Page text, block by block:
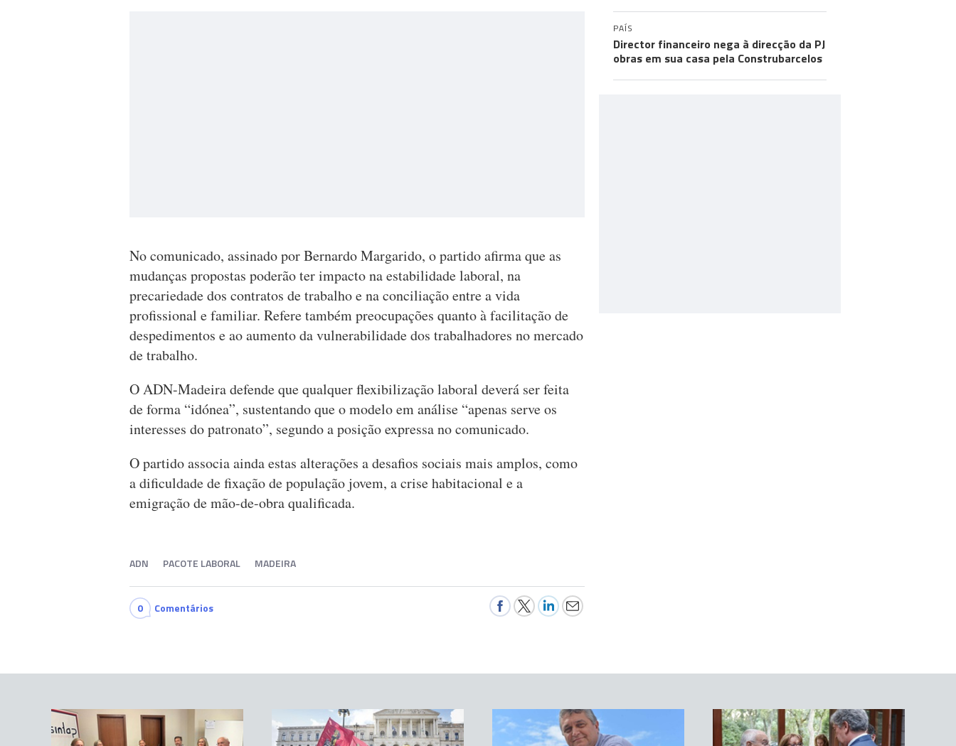
No comunicado, assinado por Bernardo Margarido, o partido afirma que as
mudanças propostas poderão ter impacto na estabilidade laboral, na
precariedade dos contratos de trabalho e na conciliação entre a vida
profissional e familiar. Refere também preocupações quanto à facilitação de
despedimentos e ao aumento da vulnerabilidade dos trabalhadores no mercado
de trabalho.
O ADN-Madeira defende que qualquer flexibilização laboral deverá ser feita
de forma “idónea”, sustentando que o modelo em análise “apenas serve os
interesses do patronato”, segundo a posição expressa no comunicado.
O partido associa ainda estas alterações a desafios sociais mais amplos, como
a dificuldade de fixação de população jovem, a crise habitacional e a
emigração de mão-de-obra qualificada.
ADN PACOTE LABORAL MADEIRA
0 Comentários
PAÍS
Director financeiro nega à direcção da PJ
obras em sua casa pela Construbarcelos